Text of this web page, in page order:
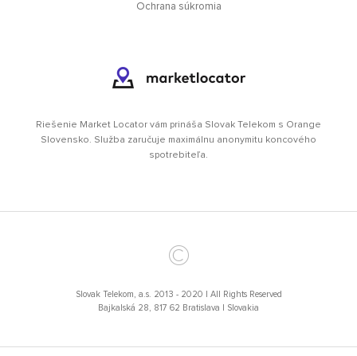
Ochrana súkromia
Riešenie Market Locator vám prináša Slovak Telekom s Orange
Slovensko. Služba zaručuje maximálnu anonymitu koncového
spotrebiteľa.
©
Slovak Telekom, a.s. 2013 - 2020 | All Rights Reserved
Bajkalská 28, 817 62 Bratislava I Slovakia